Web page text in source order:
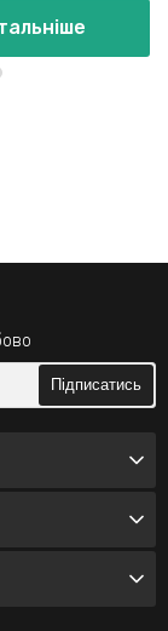
Підписатись